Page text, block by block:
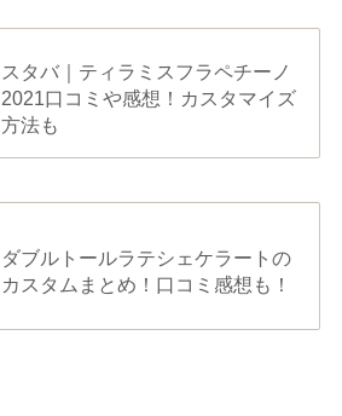
スタバ｜ティラミスフラペチーノ
2021口コミや感想！カスタマイズ
方法も
ダブルトールラテシェケラートの
カスタムまとめ！口コミ感想も！